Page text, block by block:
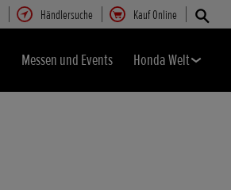
Händlersuche Kauf Online
Messen und Events Honda Welt